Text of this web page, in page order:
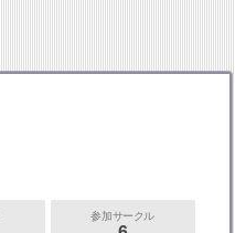
参加サークル